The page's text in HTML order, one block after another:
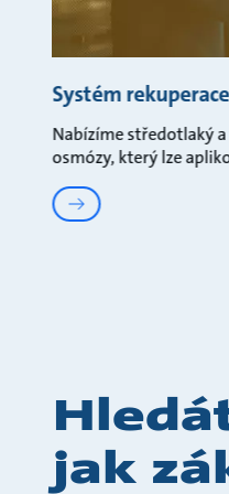
Systém
Nabízíme středotlaký
osmózy, který lze
jak